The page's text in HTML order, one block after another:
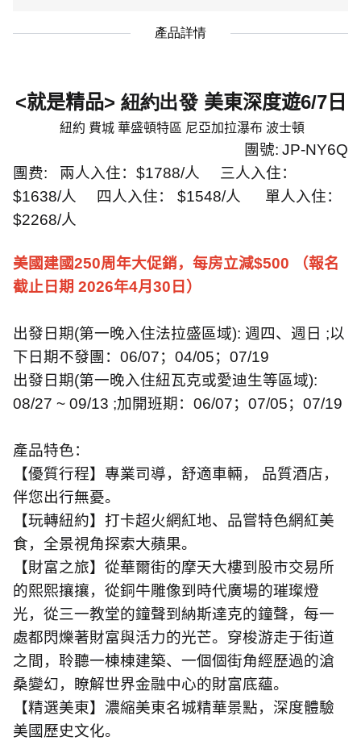
產品詳情
<就是精品> 紐約出發 美東深度遊6/7日
紐約 費城 華盛頓特區 尼亞加拉瀑布 波士頓
團號: JP-NY6Q
團费: 兩人入住： $1788/人
三人入住：
$1638/人 四人入住： $1548/人
單人入住：
$2268/人
美國建國250周年大促銷，每房立減$500 （報名
截止日期 2026年4月30日）
出發日期(第一晚入住法拉盛區域): 週四、週日 ;以
下日期不發團： 06/07； 04/05； 07/19
出發日期(第一晚入住紐瓦克或愛迪生等區域):
08/27 ~ 09/13 ;加開班期： 06/07； 07/05； 07/19
產品特色：
【優質行程】專業司導，舒適車輛， 品質酒店，
伴您出行無憂。
【玩轉紐約】打卡超火網紅地、品嘗特色網紅美
食，全景視角探索大蘋果。
【財富之旅】從華爾街的摩天大樓到股市交易所
的熙熙攘攘，從銅牛雕像到時代廣場的璀璨燈
光，從三一教堂的鐘聲到納斯達克的鐘聲，每一
處都閃爍著財富與活力的光芒。穿梭游走于街道
之間，聆聽一棟棟建築、一個個街角經歷過的滄
桑變幻，瞭解世界金融中心的財富底蘊。
【精選美東】濃縮美東名城精華景點，深度體驗
美國歷史文化。